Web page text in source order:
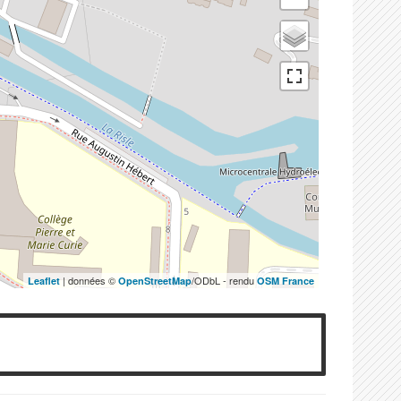
Leaflet | données ©OpenStreetMap/ODbL - renduOSM France